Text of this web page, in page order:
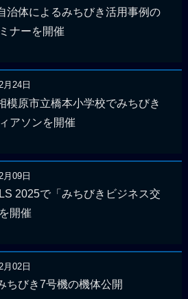
治体によるみちびき活用事例の
ナーを開催
月24日
模原市立橋本小学校でみちびき
アソンを開催
月09日
2025で「みちびきビジネス交
開催
月02日
ちびき7号機の機体公開